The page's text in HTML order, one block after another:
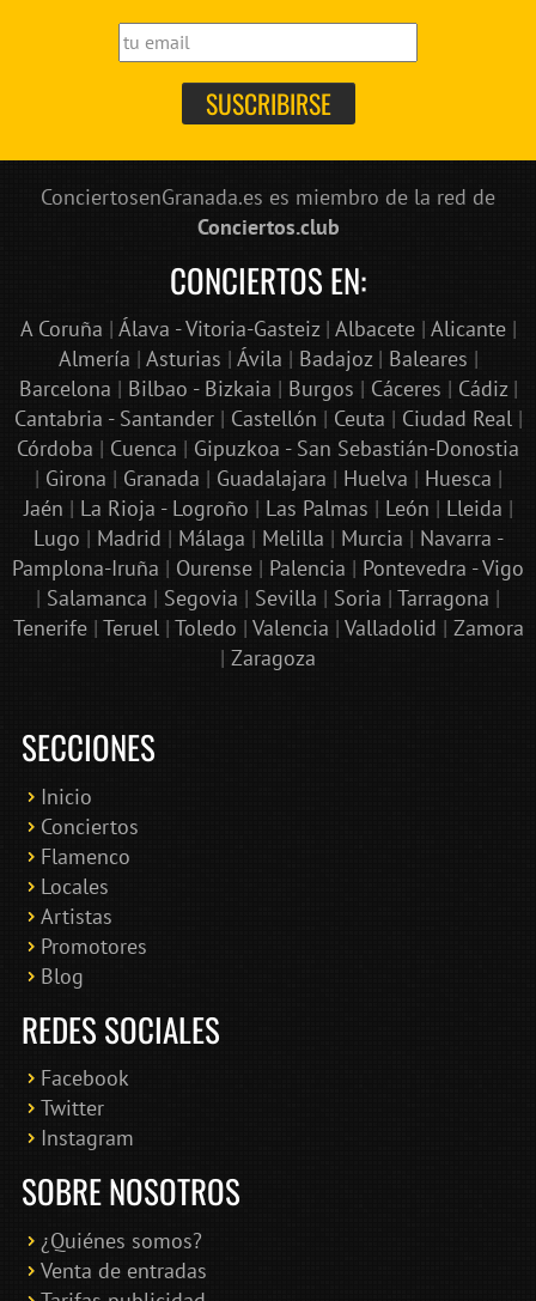
ConciertosenGranada.es es miembro de la red de
Conciertos.club
CONCIERTOS EN:
A Coruña | Álava - Vitoria-Gasteiz| Albacete| Alicante|
Almería | Asturias | Ávila | Badajoz| Baleares |
Barcelona | Bilbao - Bizkaia | Burgos | Cáceres | Cádiz|
Cantabria - Santander| Castellón | Ceuta | Ciudad Real|
Córdoba | Cuenca | Gipuzkoa - San Sebastián-Donostia
| Girona | Granada | Guadalajara | Huelva | Huesca |
Jaén | La Rioja - Logroño | Las Palmas | León | Lleida |
Lugo | Madrid | Málaga | Melilla | Murcia | Navarra -
Pamplona-Iruña | Ourense | Palencia | Pontevedra - Vigo
| Salamanca | Segovia | Sevilla | Soria | Tarragona |
Tenerife| Teruel| Toledo | Valencia | Valladolid | Zamora
| Zaragoza
SECCIONES
Inicio
Conciertos
Flamenco
Locales
Artistas
Promotores
Blog
REDES SOCIALES
Facebook
Twitter
Instagram
SOBRE NOSOTROS
¿Quiénes somos?
Venta de entradas